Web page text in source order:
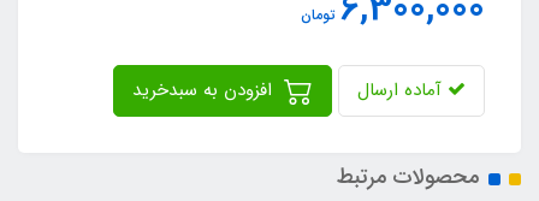
تومان
آماده ارسال
محصولات مرتبط